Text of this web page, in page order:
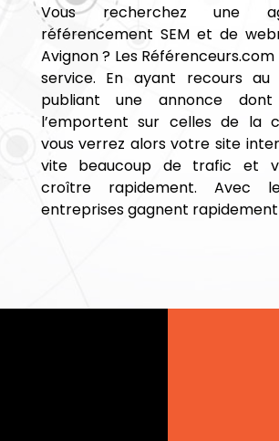
Vous recherchez une
référencement SEM et de
Avignon ? Les
service. En ayant recours au
publiant une annonce
l’emportent sur celles de la
vous verrez alors votre site
vite beaucoup de trafic et
croître rapidement. Avec
entreprises gagnent rapidement